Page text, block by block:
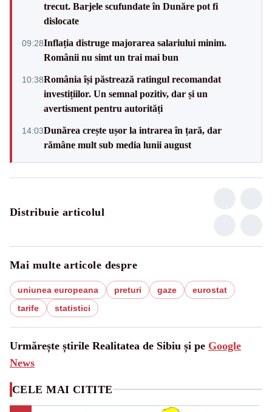
trecut. Barjele scufundate în Dunăre pot fi
dislocate
09:28Inflația distruge majorarea salariului minim.
Românii nu simt un trai mai bun
10:38România își păstrează ratingul recomandat
investițiilor. Un semnal pozitiv, dar și un
avertisment pentru autorități
14:03Dunărea crește ușor la intrarea în țară, dar
rămâne mult sub media lunii august
Distribuie articolul
Mai multe articole despre
uniunea europeana preturi gaze
eurostat
tarife
statistici
Urmărește știrile Realitatea de Sibiu și pe Google
News
CELE MAI CITITE